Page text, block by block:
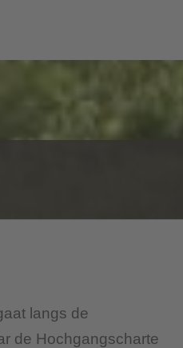
langs de
de Hochgangscharte